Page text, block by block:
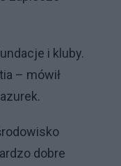
i kluby.
– mówił
dobre